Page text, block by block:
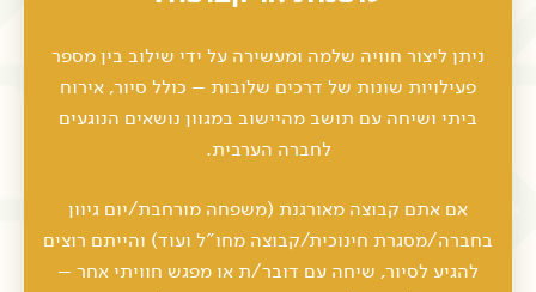
ניתן ליצור חוויה שלמה ומעשירה על ידי שילוב בין מספר
פעילויות שונות של דרכים שלובות – כולל סיור, אירוח
ביתי ושיחה עם תושב מהיישוב במגוון נושאים הנוגעים
לחברה הערבית.
אם אתם קבוצה מאורגנת (משפחה מורחבת/יום גיוון
בחברה/מסגרת חינוכית/קבוצה מחו"ל ועוד) והייתם רוצים
להגיע לסיור, שיחה עם דובר/ת או מפגש חוויתי אחר –